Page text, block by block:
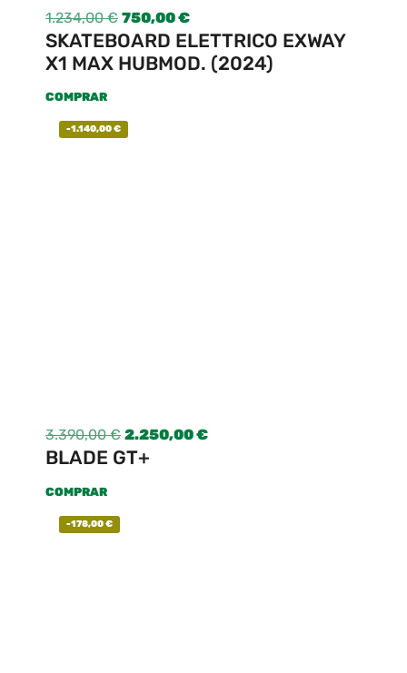
1.234,00€ 750,00€
SKATEBOARD ELETTRICO EXWAY
X1 MAX HUBMOD. (2024)
COMPRAR
-1.140,00€
3.390,00€ 2.250,00€
BLADE GT+
COMPRAR
-178,00€